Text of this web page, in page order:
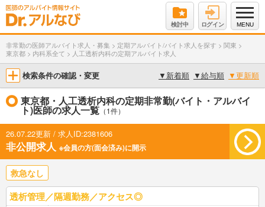
検討中 ログイン MENU
非常勤の医師アルバイト求人・募集 > 定期アルバイト/バイト求人を探す > 関東 >
東京都 > 内科系全て > 人工透析内科の定期アルバイト求人
検索条件の確認・変更 ▼ 新着順 ▼給与順 ▼更新順
東京都・人工透析内科の定期非常勤(バイト・アルバイ
ト)医師の求人一覧 （1件）
26.07.22更新 / 求人ID:2381606
非公開求人 ※会員の方(面会済み)に開示
救急なし
透析管理／隔週勤務／アクセス◎